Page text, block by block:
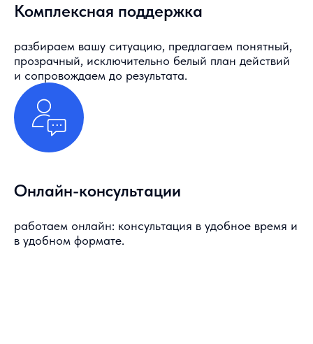
Комплексная поддержка
разбираем вашу ситуацию, предлагаем понятный,
прозрачный, исключительно белый план действий
и сопровождаем до результата.
Онлайн-консультации
работаем онлайн: консультация в удобное время и
в удобном формате.